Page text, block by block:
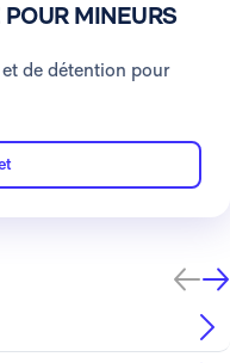
MINEURS
de détention pour